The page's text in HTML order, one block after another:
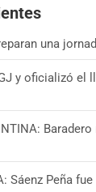
una
y oficializó el
Sáenz Peña